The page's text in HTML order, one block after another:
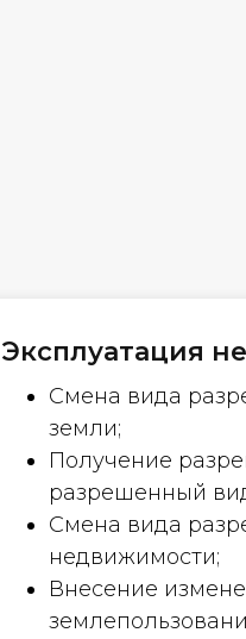
Эксплуатация
Смена вида
земли;
Получение
разрешенный
Смена вида
недвижимости;
Внесение